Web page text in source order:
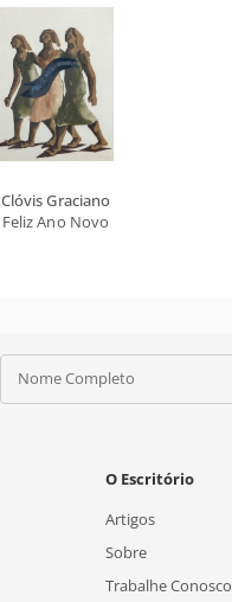
Clóvis Graciano
Feliz Ano Novo
Nome Completo
O Escritório
Artigos
Sobre
Trabalhe Conosco